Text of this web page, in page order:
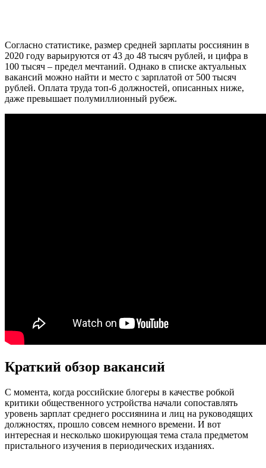
Согласно статистике, размер средней зарплаты россиянин в
2020 году варьируются от 43 до 48 тысяч рублей, и цифра в
100 тысяч – предел мечтаний. Однако в списке актуальных
вакансий можно найти и место с зарплатой от 500 тысяч
рублей. Оплата труда топ-6 должностей, описанных ниже,
даже превышает полумиллионный рубеж.
Краткий обзор вакансий
С момента, когда российские блогеры в качестве робкой
критики общественного устройства начали сопоставлять
уровень зарплат среднего россиянина и лиц на руководящих
должностях, прошло совсем немного времени. И вот
интересная и несколько шокирующая тема стала предметом
пристального изучения в периодических изданиях.